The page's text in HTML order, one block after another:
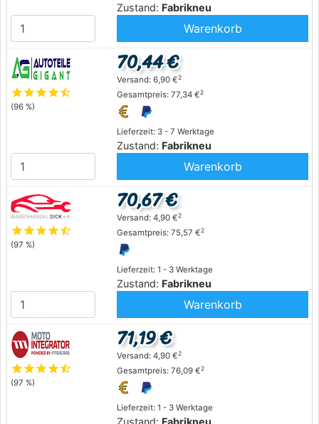
Zustand: Fabrikneu
Warenkorb
starstarstarstarstar_half
(96 %)
Lieferzeit: 3 - 7 Werktage
Zustand: Fabrikneu
70,44 €
Versand: 6,90 €2
Gesamtpreis: 77,34 €2
Warenkorb
starstarstarstarstar_half
(97 %)
Lieferzeit: 1 - 3 Werktage
Zustand: Fabrikneu
70,67 €
Versand: 4,90 €2
Gesamtpreis: 75,57 €2
Warenkorb
starstarstarstarstar_half
(97 %)
Lieferzeit: 1 - 3 Werktage
Zustand: Fabrikneu
71,19 €
Versand: 4,90 €2
Gesamtpreis: 76,09 €2